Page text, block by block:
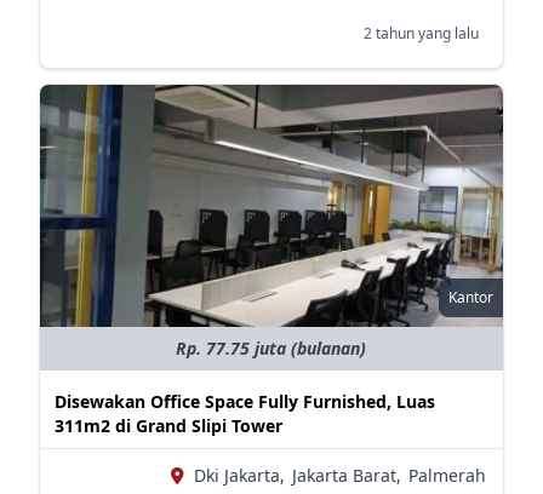
2 tahun yang lalu
Kantor
Rp. 77.75 juta (bulanan)
Disewakan Office Space Fully Furnished, Luas
311m2 di Grand Slipi Tower
Dki Jakarta, Jakarta Barat, Palmerah